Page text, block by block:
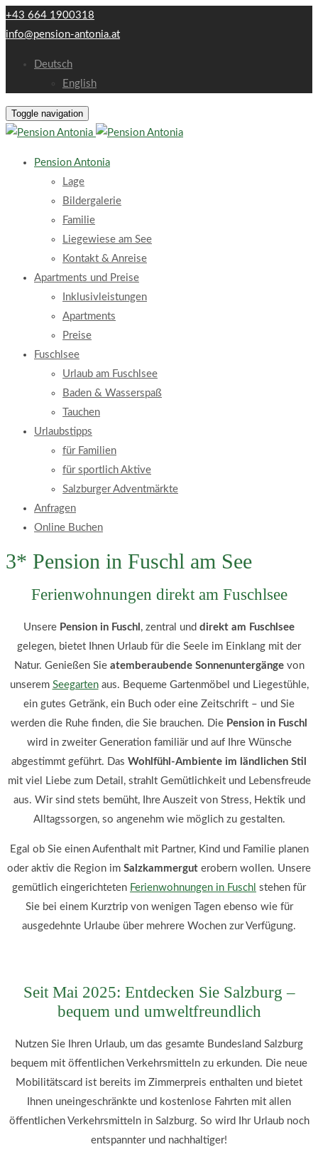
+43 664 1900318
info@pension-antonia.at
Deutsch
English
Toggle navigation
Pension Antonia
Lage
Bildergalerie
Familie
Liegewiese am See
Kontakt & Anreise
Apartments und Preise
Inklusivleistungen
Apartments
Preise
Fuschlsee
Urlaub am Fuschlsee
Baden & Wasserspaß
Tauchen
Urlaubstipps
für Familien
für sportlich Aktive
Salzburger Adventmärkte
Anfragen
Online Buchen
3* Pension in Fuschl am See
Ferienwohnungen direkt am Fuschlsee
Unsere Pension in Fuschl , zentral und direkt am Fuschlsee
gelegen, bietet Ihnen Urlaub für die Seele im Einklang mit der
Natur. Genießen Sie atemberaubende Sonnenuntergängevon
unserem Seegartenaus. Bequeme Gartenmöbel und Liegestühle,
ein gutes Getränk, ein Buch oder eine Zeitschrift – und Sie
werden die Ruhe finden, die Sie brauchen. Die Pension in Fuschl
wird in zweiter Generation familiär und auf Ihre Wünsche
abgestimmt geführt. Das Wohlfühl-Ambiente im ländlichen Stil
mit viel Liebe zum Detail, strahlt Gemütlichkeit und Lebensfreude
aus. Wir sind stets bemüht, Ihre Auszeit von Stress, Hektik und
Alltagssorgen, so angenehm wie möglich zu gestalten.
Egal ob Sie einen Aufenthalt mit Partner, Kind und Familie planen
oder aktiv die Region im Salzkammergut erobern wollen. Unsere
gemütlich eingerichteten Ferienwohnungen in Fuschl stehen für
Sie bei einem Kurztrip von wenigen Tagen ebenso wie für
ausgedehnte Urlaube über mehrere Wochen zur Verfügung.
Seit Mai 2025: Entdecken Sie Salzburg –
bequem und umweltfreundlich
Nutzen Sie Ihren Urlaub, um das gesamte Bundesland Salzburg
bequem mit öffentlichen Verkehrsmitteln zu erkunden. Die neue
Mobilitätscard ist bereits im Zimmerpreis enthalten und bietet
Ihnen uneingeschränkte und kostenlose Fahrten mit allen
öffentlichen Verkehrsmitteln in Salzburg. So wird Ihr Urlaub noch
entspannter und nachhaltiger!